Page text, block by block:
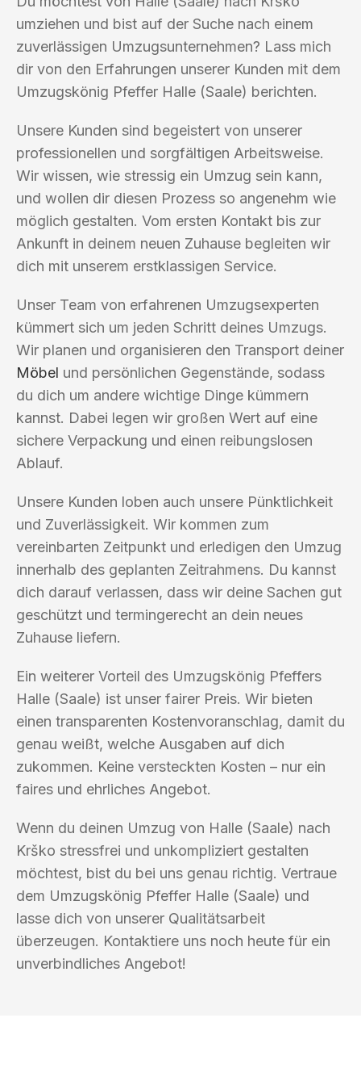
umziehen und bist auf der Suche nach einem
zuverlässigen Umzugsunternehmen? Lass mich
dir von den Erfahrungen unserer Kunden mit dem
Umzugskönig Pfeffer Halle (Saale) berichten.
Unsere Kunden sind begeistert von unserer
professionellen und sorgfältigen Arbeitsweise.
Wir wissen, wie stressig ein Umzug sein kann,
und wollen dir diesen Prozess so angenehm wie
möglich gestalten. Vom ersten Kontakt bis zur
Ankunft in deinem neuen Zuhause begleiten wir
dich mit unserem erstklassigen Service.
Unser Team von erfahrenen Umzugsexperten
kümmert sich um jeden Schritt deines Umzugs.
Wir planen und organisieren den Transport deiner
Möbel und persönlichen Gegenstände, sodass
du dich um andere wichtige Dinge kümmern
kannst. Dabei legen wir großen Wert auf eine
sichere Verpackung und einen reibungslosen
Ablauf.
Unsere Kunden loben auch unsere Pünktlichkeit
und Zuverlässigkeit. Wir kommen zum
vereinbarten Zeitpunkt und erledigen den Umzug
innerhalb des geplanten Zeitrahmens. Du kannst
dich darauf verlassen, dass wir deine Sachen gut
geschützt und termingerecht an dein neues
Zuhause liefern.
Ein weiterer Vorteil des Umzugskönig Pfeffers
Halle (Saale) ist unser fairer Preis. Wir bieten
einen transparenten Kostenvoranschlag, damit du
genau weißt, welche Ausgaben auf dich
zukommen. Keine versteckten Kosten – nur ein
faires und ehrliches Angebot.
Wenn du deinen Umzug von Halle (Saale) nach
Krško stressfrei und unkompliziert gestalten
möchtest, bist du bei uns genau richtig. Vertraue
dem Umzugskönig Pfeffer Halle (Saale) und
lasse dich von unserer Qualitätsarbeit
überzeugen. Kontaktiere uns noch heute für ein
unverbindliches Angebot!